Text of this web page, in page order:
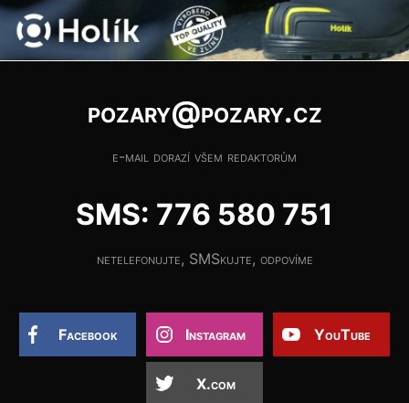
pozary@pozary.cz
e-mail dorazí všem redaktorům
SMS: 776 580 751
netelefonujte, SMSkujte, odpovíme
Facebook Instagram YouTube
X.com